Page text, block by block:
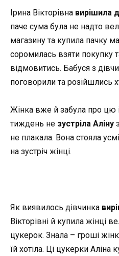
Ірина Вікторівна вирішила
паче сума була не надто
магазину та купила пачку
соромилась взяти покупку
відмовитись. Бабуся з
поговорили та розійшлись
Жінка вже й забула про цю
тиждень не зустріла Аліну
не плакала. Вона стояла
на зустріч жінці.
Як виявилось дівчинка
Вікторівні й купила жінці
цукерок. Знала – гроші
їй хотіла. Ці цукерки Аліна